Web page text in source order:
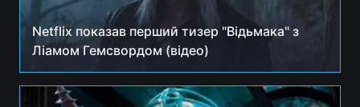
Netflix показав перший тизер "Відьмака" з
Ліамом Гемсвордом (відео)